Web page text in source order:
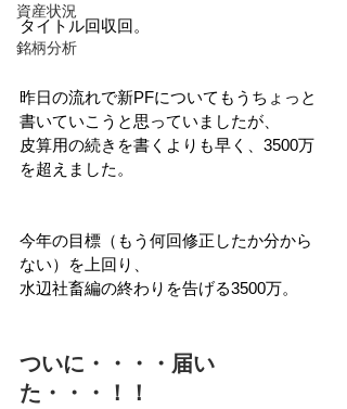
資産状況
銘柄分析
タイトル回収回。
昨日の流れで新PFについてもうちょっと
書いていこうと思っていましたが、
皮算用の続きを書くよりも早く、3500万
を超えました。
今年の目標（もう何回修正したか分から
ない）を上回り、
水辺社畜編の終わりを告げる3500万。
ついに・・・・届い
た・・・！！